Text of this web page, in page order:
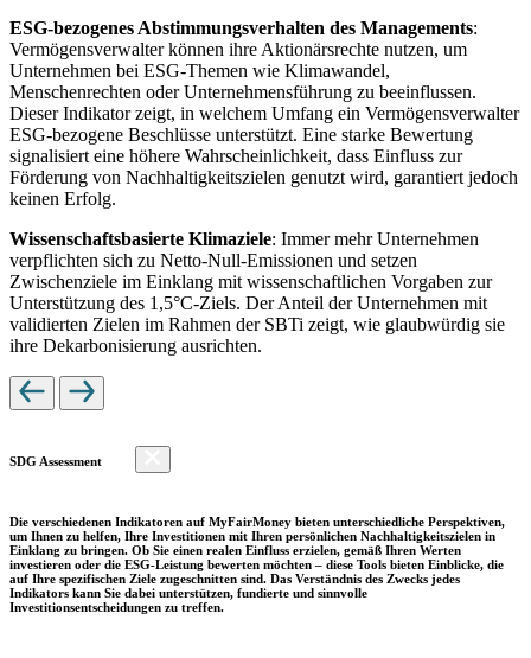
ESG-bezogenes Abstimmungsverhalten des Managements:
Vermögensverwalter können ihre Aktionärsrechte nutzen, um
Unternehmen bei ESG-Themen wie Klimawandel,
Menschenrechten oder Unternehmensführung zu beeinflussen.
Dieser Indikator zeigt, in welchem Umfang ein Vermögensverwalter
ESG-bezogene Beschlüsse unterstützt. Eine starke Bewertung
signalisiert eine höhere Wahrscheinlichkeit, dass Einfluss zur
Förderung von Nachhaltigkeitszielen genutzt wird, garantiert jedoch
keinen Erfolg.
Wissenschaftsbasierte Klimaziele: Immer mehr Unternehmen
verpflichten sich zu Netto-Null-Emissionen und setzen
Zwischenziele im Einklang mit wissenschaftlichen Vorgaben zur
Unterstützung des 1,5°C-Ziels. Der Anteil der Unternehmen mit
validierten Zielen im Rahmen der SBTi zeigt, wie glaubwürdig sie
ihre Dekarbonisierung ausrichten.
SDG Assessment
Die verschiedenen Indikatoren auf MyFairMoney bieten unterschiedliche Perspektiven,
um Ihnen zu helfen, Ihre Investitionen mit Ihren persönlichen Nachhaltigkeitszielen in
Einklang zu bringen. Ob Sie einen realen Einfluss erzielen, gemäß Ihren Werten
investieren oder die ESG-Leistung bewerten möchten – diese Tools bieten Einblicke, die
auf Ihre spezifischen Ziele zugeschnitten sind. Das Verständnis des Zwecks jedes
Indikators kann Sie dabei unterstützen, fundierte und sinnvolle
Investitionsentscheidungen zu treffen.